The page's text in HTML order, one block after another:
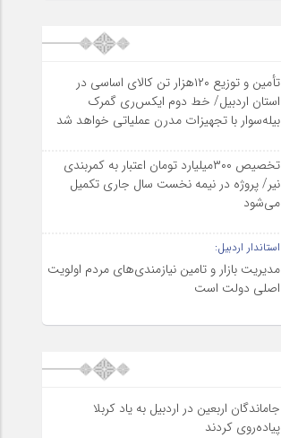
تأمین و توزیع ۱۲۰هزار تن کالای اساسی در
استان اردبیل/ خط دوم ایکس‌ری گمرک
بیله‌سوار با تجهیزات مدرن عملیاتی خواهد شد
تخصیص ۳۰۰میلیارد تومان اعتبار به کمربندی
نیر/ پروژه در نیمه نخست سال جاری تکمیل
می‌شود
استاندار اردبیل:
مدیریت بازار و تامین نیازمندی‌های مردم اولویت‌
اصلی دولت است
جاماندگان اربعین در اردبیل به یاد کربلا
پیاده‌روی کردند